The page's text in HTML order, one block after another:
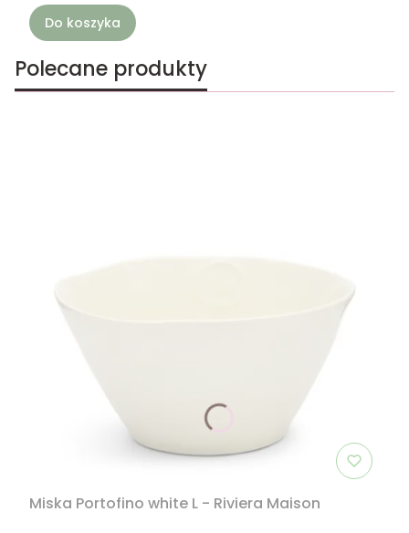
Do koszyka
Polecane produkty
Miska Portofino white L - Riviera Maison